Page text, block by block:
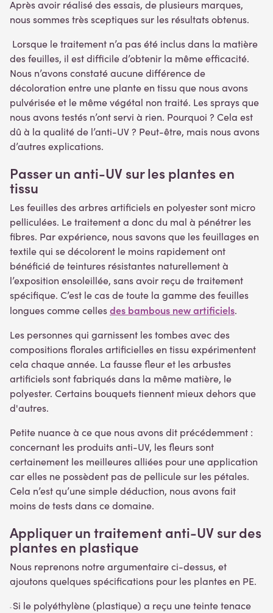
Après avoir réalisé des essais, de plusieurs marques,
nous sommes très sceptiques sur les résultats obtenus.
Lorsque le traitement n’a pas été inclus dans la matière
des feuilles, il est difficile d’obtenir la même efficacité.
Nous n’avons constaté aucune différence de
décoloration entre une plante en tissu que nous avons
pulvérisée et le même végétal non traité. Les sprays que
nous avons testés n’ont servi à rien. Pourquoi ? Cela est
dû à la qualité de l’anti-UV ? Peut-être, mais nous avons
d’autres explications.
Passer un anti-UV sur les plantes en
tissu
Les feuilles des arbres artificiels en polyester sont micro
pelliculées. Le traitement a donc du mal à pénétrer les
fibres. Par expérience, nous savons que les feuillages en
textile qui se décolorent le moins rapidement ont
bénéficié de teintures résistantes naturellement à
l’exposition ensoleillée, sans avoir reçu de traitement
spécifique. C’est le cas de toute la gamme des feuilles
longues comme cellesdes bambous new artificiels.
Les personnes qui garnissent les tombes avec des
compositions florales artificielles en tissu expérimentent
cela chaque année. La fausse fleur et les arbustes
artificiels sont fabriqués dans la même matière, le
polyester. Certains bouquets tiennent mieux dehors que
d'autres.
Petite nuance à ce que nous avons dit précédemment :
concernant les produits anti-UV, les fleurs sont
certainement les meilleures alliées pour une application
car elles ne possèdent pas de pellicule sur les pétales.
Cela n’est qu’une simple déduction, nous avons fait
moins de tests dans ce domaine.
Appliquer un traitement anti-UV sur des
plantes en plastique
Nous reprenons notre argumentaire ci-dessus, et
ajoutons quelques spécifications pour les plantes en PE.
- Si le polyéthylène (plastique) a reçu une teinte tenace